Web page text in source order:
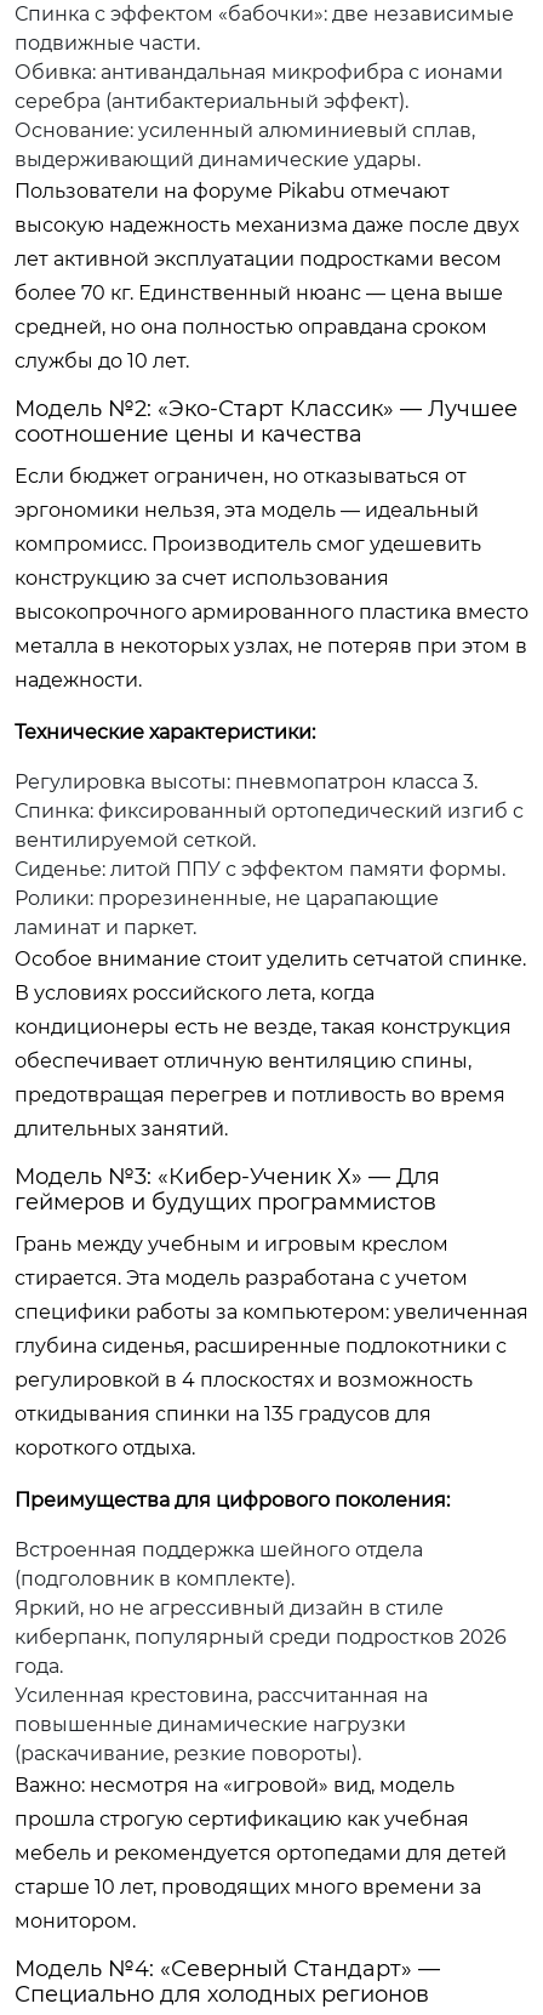
Спинка с эффектом «бабочки»: две независимые
подвижные части.
Обивка: антивандальная микрофибра с ионами
серебра (антибактериальный эффект).
Основание: усиленный алюминиевый сплав,
выдерживающий динамические удары.
Пользователи на форуме Pikabu отмечают
высокую надежность механизма даже после двух
лет активной эксплуатации подростками весом
более 70 кг. Единственный нюанс — цена выше
средней, но она полностью оправдана сроком
службы до 10 лет.
Модель №2: «Эко-Старт Классик» — Лучшее
соотношение цены и качества
Если бюджет ограничен, но отказываться от
эргономики нельзя, эта модель — идеальный
компромисс. Производитель смог удешевить
конструкцию за счет использования
высокопрочного армированного пластика вместо
металла в некоторых узлах, не потеряв при этом в
надежности.
Технические характеристики:
Регулировка высоты: пневмопатрон класса 3.
Спинка: фиксированный ортопедический изгиб с
вентилируемой сеткой.
Сиденье: литой ППУ с эффектом памяти формы.
Ролики: прорезиненные, не царапающие
ламинат и паркет.
Особое внимание стоит уделить сетчатой спинке.
В условиях российского лета, когда
кондиционеры есть не везде, такая конструкция
обеспечивает отличную вентиляцию спины,
предотвращая перегрев и потливость во время
длительных занятий.
Модель №3: «Кибер-Ученик Х» — Для
геймеров и будущих программистов
Грань между учебным и игровым креслом
стирается. Эта модель разработана с учетом
специфики работы за компьютером: увеличенная
глубина сиденья, расширенные подлокотники с
регулировкой в 4 плоскостях и возможность
откидывания спинки на 135 градусов для
короткого отдыха.
Преимущества для цифрового поколения:
Встроенная поддержка шейного отдела
(подголовник в комплекте).
Яркий, но не агрессивный дизайн в стиле
киберпанк, популярный среди подростков 2026
года.
Усиленная крестовина, рассчитанная на
повышенные динамические нагрузки
(раскачивание, резкие повороты).
Важно: несмотря на «игровой» вид, модель
прошла строгую сертификацию как учебная
мебель и рекомендуется ортопедами для детей
старше 10 лет, проводящих много времени за
монитором.
Модель №4: «Северный Стандарт» —
Специально для холодных регионов